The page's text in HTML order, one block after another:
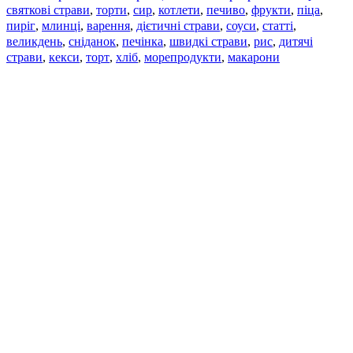
святкові страви, торти, сир, котлети, печиво, фрукти, піца,
пиріг, млинці, варення, дієтичні страви, соуси, статті,
великдень, сніданок, печінка, швидкі страви, рис, дитячі
страви, кекси, торт, хліб, морепродукти, макарони